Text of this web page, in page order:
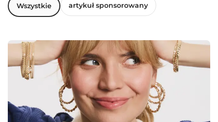
Wszystkie artykuł sponsorowany